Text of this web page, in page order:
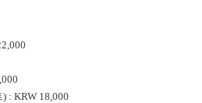
: KRW 18,000